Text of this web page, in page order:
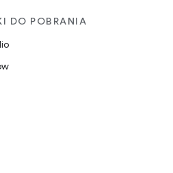
DO POBRANIA